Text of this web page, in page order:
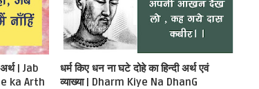
अर्थ | Jab
ka Arth
धर्म किए धन ना घटे दोहे का हिन्दी अर्थ एवं
व्याख्या | Dharm Kiye Na DhanG